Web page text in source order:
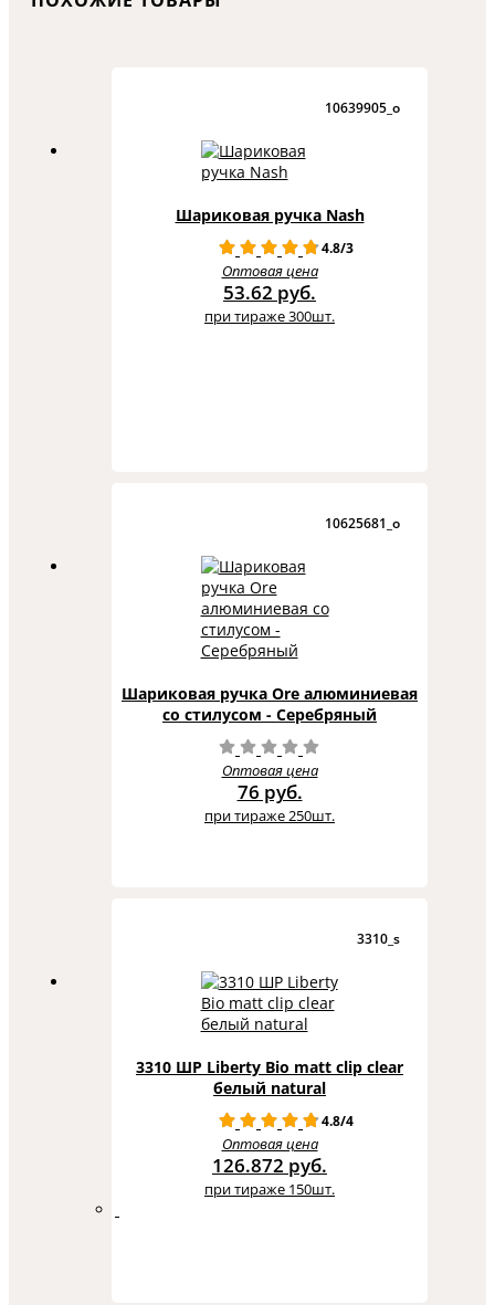
10639905_o
Шариковая ручка Nash
4.8/3
Оптовая цена
53.62 руб.
при тираже 300шт.
10625681_o
Шариковая ручка Ore алюминиевая
со стилусом - Серебряный
Оптовая цена
76 руб.
при тираже 250шт.
3310_s
3310 ШР Liberty Bio matt clip clear
белый natural
4.8/4
Оптовая цена
126.872 руб.
при тираже 150шт.